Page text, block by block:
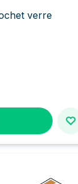
verre